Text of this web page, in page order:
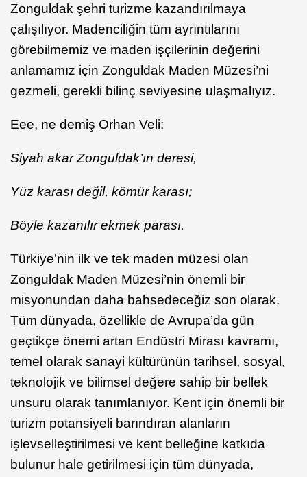
Zonguldak şehri turizme kazandırılmaya
çalışılıyor. Madenciliğin tüm ayrıntılarını
görebilmemiz ve maden işçilerinin değerini
anlamamız için Zonguldak Maden Müzesi’ni
gezmeli, gerekli bilinç seviyesine ulaşmalıyız.
Eee, ne demiş Orhan Veli:
Siyah akar Zonguldak’ın deresi,
Yüz karası değil, kömür karası;
Böyle kazanılır ekmek parası.
Türkiye’nin ilk ve tek maden müzesi olan
Zonguldak Maden Müzesi’nin önemli bir
misyonundan daha bahsedeceğiz son olarak.
Tüm dünyada, özellikle de Avrupa’da gün
geçtikçe önemi artan Endüstri Mirası kavramı,
temel olarak sanayi kültürünün tarihsel, sosyal,
teknolojik ve bilimsel değere sahip bir bellek
unsuru olarak tanımlanıyor. Kent için önemli bir
turizm potansiyeli barındıran alanların
işlevselleştirilmesi ve kent belleğine katkıda
bulunur hale getirilmesi için tüm dünyada,